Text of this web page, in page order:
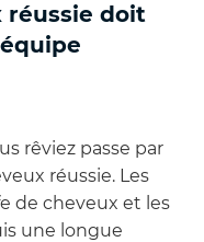
réussie doit
rêviez passe par
réussie. Les
de cheveux et les
une longue